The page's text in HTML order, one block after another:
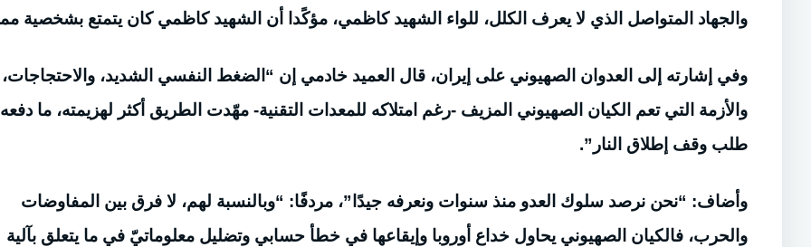
والجهاد المتواصل الذي لا يعرف الكلل، للواء الشهيد كاظمي، مؤكًدا أن الشهيد كاظمي كان يتمتع بشخصية
وفي إشارته إلى العدوان الصهيوني على إيران، قال العميد خادمي إن “الضغط النفسي الشديد، والاحتجاجات،
والأزمة التي تعم الكيان الصهيوني المزيف -رغم امتلاكه للمعدات التقنية- مهّدت الطريق أكثر لهزيمته، ما
طلب وقف إطلاق النار”.
وأضاف: “نحن نرصد سلوك العدو منذ سنوات ونعرفه جيدًا”، مردفًا: “وبالنسبة لهم، لا فرق بين المفاوضات
والحرب، فالكيان الصهيوني يحاول خداع أوروبا وإيقاعها في خطأ حسابي وتضليل معلوماتيّ في ما يتعلق بآلية